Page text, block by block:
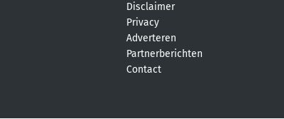
Disclaimer
Privacy
Adverteren
Partnerberichten
Contact